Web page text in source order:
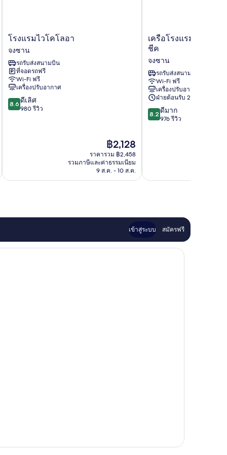
โรงแรม
โค
โลอา
จง
ซาน
โรงแรมไวโคโลอา
จงซาน
รถรับส่งสนามบิน
ที่จอดรถฟรี
Wi-Fi ฟรี
เครื่องปรับอากาศ
8.6
จาก
8.6 ดีเลิศ
980 รีวิว
ราคา
ปัจจุบัน
คือ
฿2,128
฿2,128
ราคารวม ฿2,458
รวมภาษีและค่าธรรมเนียม
9 ส.ค. - 10 ส.ค.
เครือ
โรงแรม
ไทเป
-
โรง
แรม
บี
ชีค
จง
เครือโรงแรมบิวตี้ ไท
ชีค
จงซาน
รถรับส่งสนามบิน
Wi-Fi ฟรี
เครื่องปรับอากาศ
ฝ่ายต้อนรับ 24 ชั่วโมง
8.2
จาก
8.2 ดีมาก
976 รีวิว
เข้าสู่ระบบ สมัครฟรี